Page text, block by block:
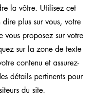
la vôtre. Utilisez cet
plus sur vous, votre
vous proposez sur votre
sur la zone de texte
contenu et assurez-
détails pertinents pour
du site.